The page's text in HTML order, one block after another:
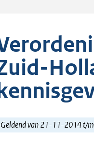
Geldend van 21-11-2014 t/